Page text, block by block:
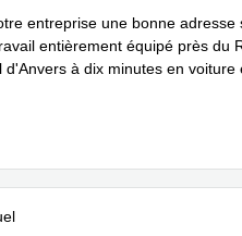
entreprise une bonne
entièrement équipé près du
d'Anvers à dix minutes en voiture